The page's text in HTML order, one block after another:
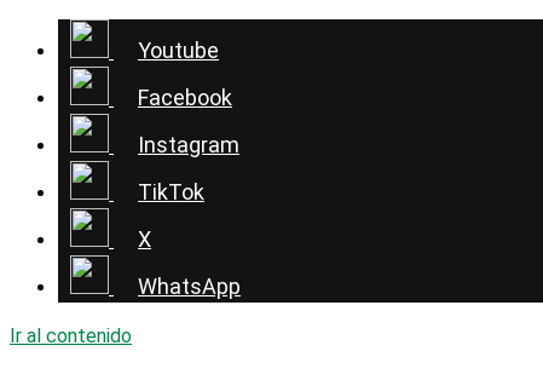
Youtube
Facebook
Instagram
TikTok
X
WhatsApp
Ir al contenido